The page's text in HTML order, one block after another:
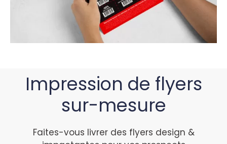
Impression de flyers
sur-mesure
Faites-vous livrer des flyers design &